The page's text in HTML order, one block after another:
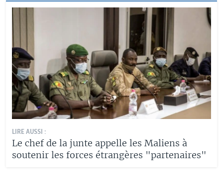
LIRE AUSSI :
Le chef de la junte appelle les Maliens à
soutenir les forces étrangères "partenaires"